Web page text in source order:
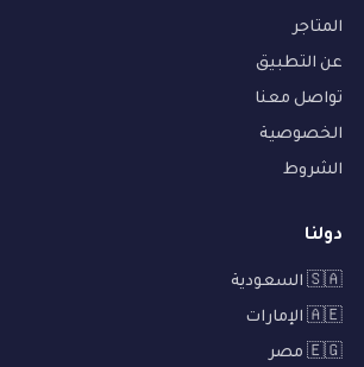
المتاجر
عن التطبيق
تواصل معنا
الخصوصية
الشروط
دولنا
🇸🇦 السعودية
🇦🇪 الإمارات
🇪🇬 مصر